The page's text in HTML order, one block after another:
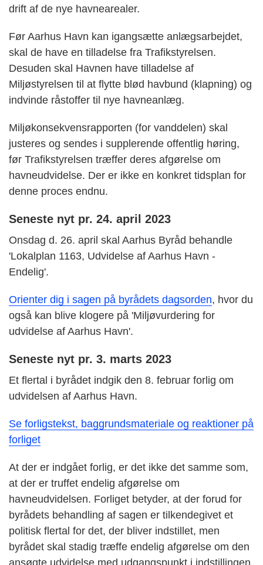
drift af de nye havnearealer.
Før Aarhus Havn kan igangsætte anlægsarbejdet,
skal de have en tilladelse fra Trafikstyrelsen.
Desuden skal Havnen have tilladelse af
Miljøstyrelsen til at flytte blød havbund (klapning) og
indvinde råstoffer til nye havneanlæg.
Miljøkonsekvensrapporten (for vanddelen) skal
justeres og sendes i supplerende offentlig høring,
før Trafikstyrelsen træffer deres afgørelse om
havneudvidelse. Der er ikke en konkret tidsplan for
denne proces endnu.
Seneste nyt pr. 24. april 2023
Onsdag d. 26. april skal Aarhus Byråd behandle
'Lokalplan 1163, Udvidelse af Aarhus Havn -
Endelig'.
Orienter dig i sagen på byrådets dagsorden, hvor du
også kan blive klogere på 'Miljøvurdering for
udvidelse af Aarhus Havn'.
Seneste nyt pr. 3. marts 2023
Et flertal i byrådet indgik den 8. februar forlig om
udvidelsen af Aarhus Havn.
Se forligstekst, baggrundsmateriale og reaktioner på
forliget
At der er indgået forlig, er det ikke det samme som,
at der er truffet endelig afgørelse om
havneudvidelsen. Forliget betyder, at der forud for
byrådets behandling af sagen er tilkendegivet et
politisk flertal for det, der bliver indstillet, men
byrådet skal stadig træffe endelig afgørelse om den